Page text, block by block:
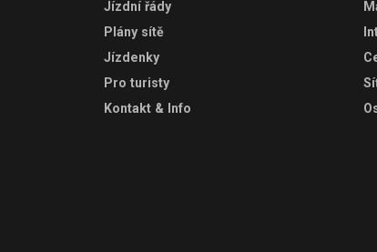
Jízdní řády
Plány sítě
Jízdenky
Pro turisty
Kontakt & Info